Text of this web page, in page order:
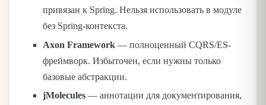
привязан к Spring. Нельзя использовать в модуле
без Spring-контекста.
Axon Framework — полноценный CQRS/ES-
фреймворк. Избыточен, если нужны только
базовые абстракции.
jMolecules — аннотации для документирования,